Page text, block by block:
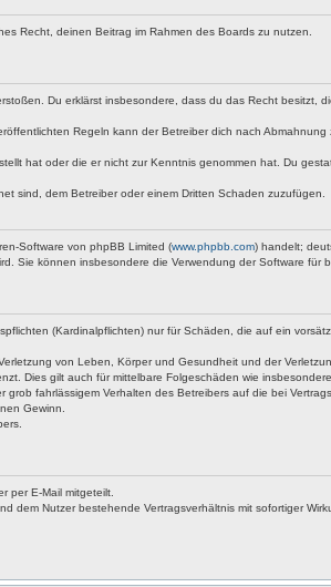
Recht, deinen Beitrag im Rahmen des Boards zu nutzen.
Du erklärst insbesondere, dass du das Recht besitzt,
Regeln kann der Betreiber dich nach
hat oder die er nicht zur Kenntnis genommen hat. Du
sind, dem Betreiber oder einem Dritten Schaden zuzufügen.
Software von phpBB Limited (www.phpbb.com) handelt;
Sie können insbesondere die Verwendung der Software
(Kardinalpflichten) nur für Schäden, die auf ein
von Leben, Körper und Gesundheit und der
Dies gilt auch für mittelbare Folgeschäden wie
fahrlässigem Verhalten des Betreibers auf die bei
Gewinn.
per E-Mail mitgeteilt.
dem Nutzer bestehende Vertragsverhältnis mit sofortiger